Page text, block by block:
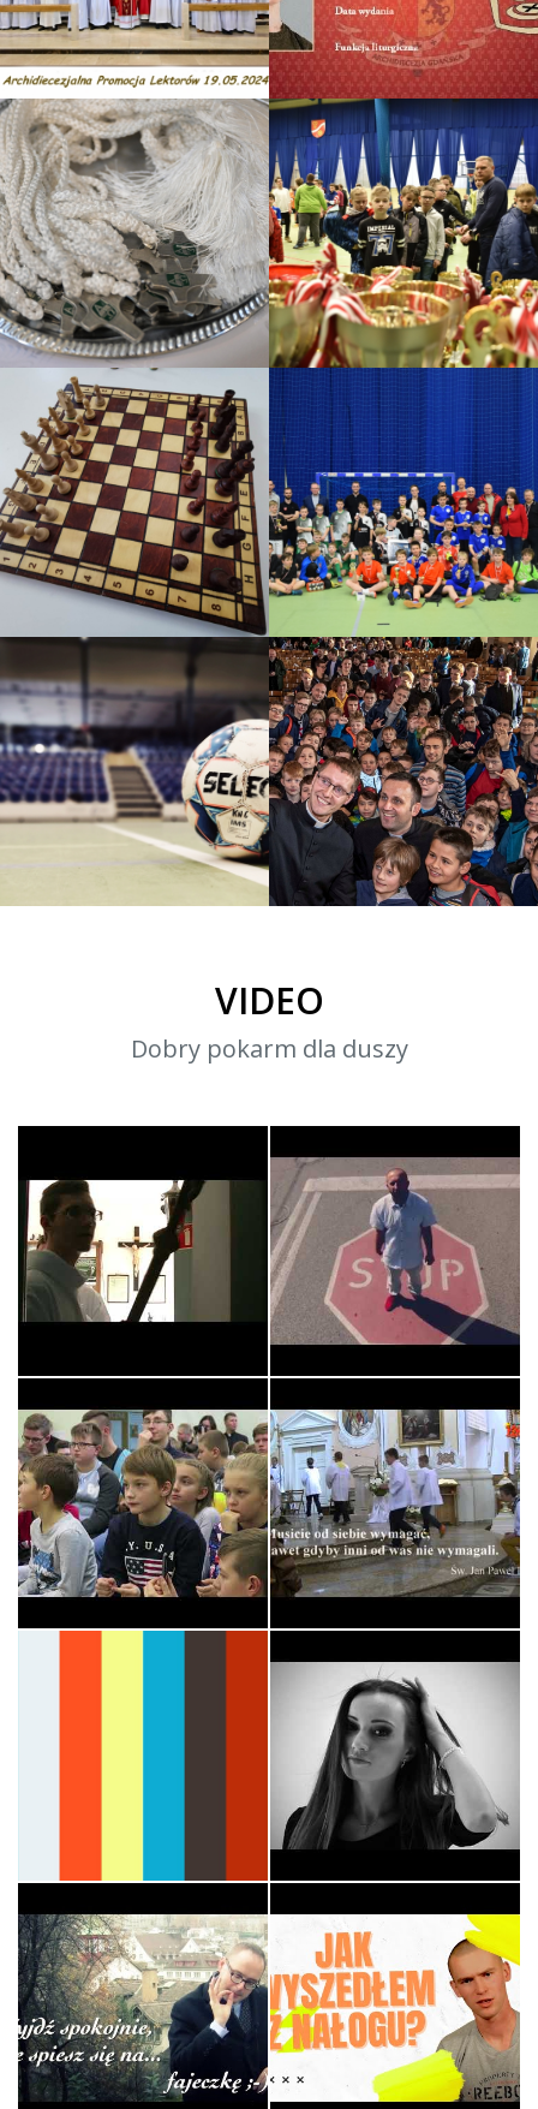
Promocja lektorska A. D.
2024
Lektorzy
Legitymacje Sużby
Liturgicznej
Promocja lektorów A.D.
2023
Szkoła lektora
Turniej o PUCHAR KNC
2023
Halowy turniej piłki nożnej
TURNIEJ SZACHOWY O
PUCHAR ŚW. POLIKARPA
Turniej o PUCHAR KNC
2022
Halowy turniej piłki nożnej
Turniej KNC 2020/2021
Halowy turniej piłki nożnej
Diecezjalna Pielgrzymka
2019
Akcje
VIDEO
Dobry pokarm dla duszy
Króluj nam Chryste -
Służba Liturg…
STOP! Czy to co robisz
naprawdę ma…
XI PIELGRZYMKA Służby
Liturgicznej…
Ewangelizacyjne
Króluj Nam Chryste -
Ministranci
HERES / WYRWANI Z
NIEWOLI - DIABEL…
Eucharystia według ks.
Jana - Kato…
Liturgia
Tożsamosc - Piotr
Świadectwa